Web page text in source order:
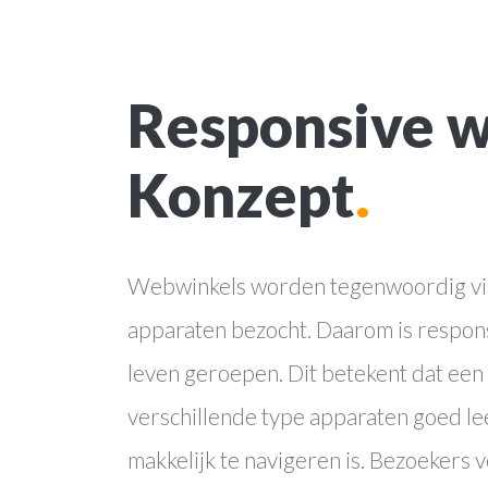
Responsive
Konzept.
Webwinkels worden tegenwoordig
apparaten bezocht. Daarom is
leven geroepen. Dit betekent dat
verschillende type apparaten goed
makkelijk te navigeren is. Bezoekers